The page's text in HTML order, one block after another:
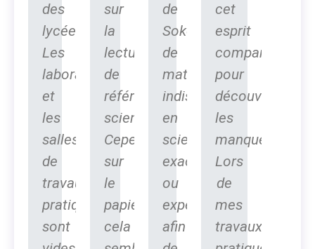
des
lycéens.
Les
laboratoires
et
les
salles
de
travaux
pratiques
sont
sur
la
lecture
de
référentiels
scientifiques.
Cependant,
sur
le
papier
cela
de
Sokone,
de
matériels
indispensables
en
sciences
exactes
ou
expérimentales
afin
cet
esprit
comparatif
pour
découvrir
les
manques.
Lors
de
mes
travaux